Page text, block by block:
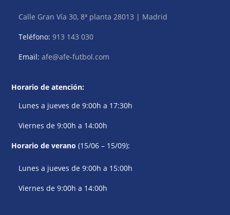
Calle Gran Vía 30, 8ª planta 28013 | Madrid
Teléfono:913 143 030
Email:afe@afe-futbol.com
Horario de atención:
Lunes a jueves de 9:00h a 17:30h
Viernes de 9:00h a 14:00h
Horario de verano (15/06 – 15/09):
Lunes a jueves de 9:00h a 15:00h
Viernes de 9:00h a 14:00h